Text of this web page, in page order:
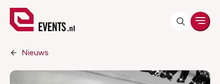
Nieuws